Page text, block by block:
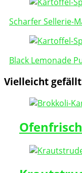
Post
Navigation
Scharfer Sellerie-
Black Lemonade
Vielleicht